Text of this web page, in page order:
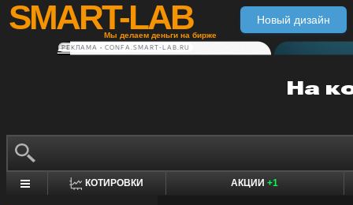
SMART-LAB
Мы делаем деньги на бирже
Новый дизайн
РЕКЛАМА • CONFA.SMART-LAB.RU
КОТИРОВКИ АКЦИИ +1